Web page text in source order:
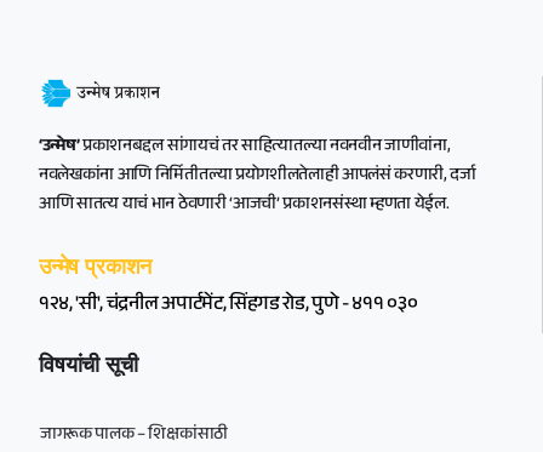
‘उन्मेष’प्रकाशनबद्दल सांगायचं तर साहित्यातल्या नवनवीन जाणीवांना,
नवलेखकांना आणि निर्मितीतल्या प्रयोगशीलतेलाही आपलंसं करणारी, दर्जा
आणि सातत्य याचं भान ठेवणारी ‘आजची’ प्रकाशनसंस्था म्हणता येईल.
उन्मेष प्रकाशन
१२४, 'सी', चंद्रनील अपार्टमेंट, सिंहगड रोड, पुणे - ४११ ०३०
विषयांची सूची
जागरूक पालक – शिक्षकांसाठी